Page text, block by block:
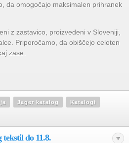
da omogočajo maksimalen prihranek
z zastavico, proizvedeni v Sloveniji,
Priporočamo, da obiščejo celoten
zase.
Jager katalog Katalogi
tekstil do 11.8.